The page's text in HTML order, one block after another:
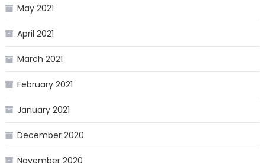
May 2021
April 2021
March 2021
February 2021
January 2021
December 2020
November 2020